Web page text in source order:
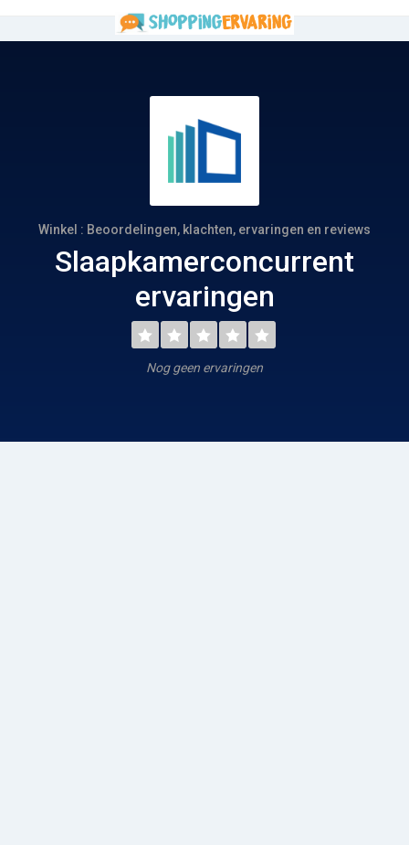
Winkel : Beoordelingen, klachten, ervaringen en reviews
Slaapkamerconcurrent
ervaringen
Nog geen ervaringen